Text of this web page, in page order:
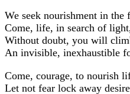
We seek nourishment in
Come, life, in search of
Without doubt, you will
An invisible, inexhaustible
Come, courage, to nourish
Let not fear lock away